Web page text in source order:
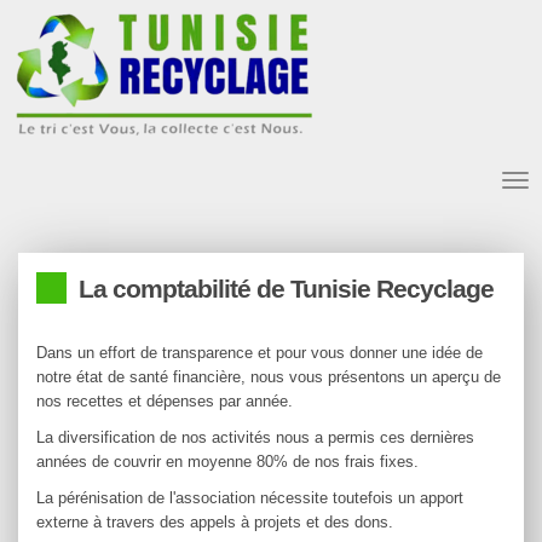
La comptabilité de Tunisie Recyclage
Dans un effort de transparence et pour vous donner une idée de
notre état de santé financière, nous vous présentons un aperçu de
nos recettes et dépenses par année.
La diversification de nos activités nous a permis ces dernières
années de couvrir en moyenne 80% de nos frais fixes.
La pérénisation de l'association nécessite toutefois un apport
externe à travers des appels à projets et des dons.
STEG & SONED: 18 dt
Achat:247 dt
Paperasse:7 dt
Camion / Entretien / Lavage:25 dt
Assurances:174 dt
Camion / Achat: 35 dt